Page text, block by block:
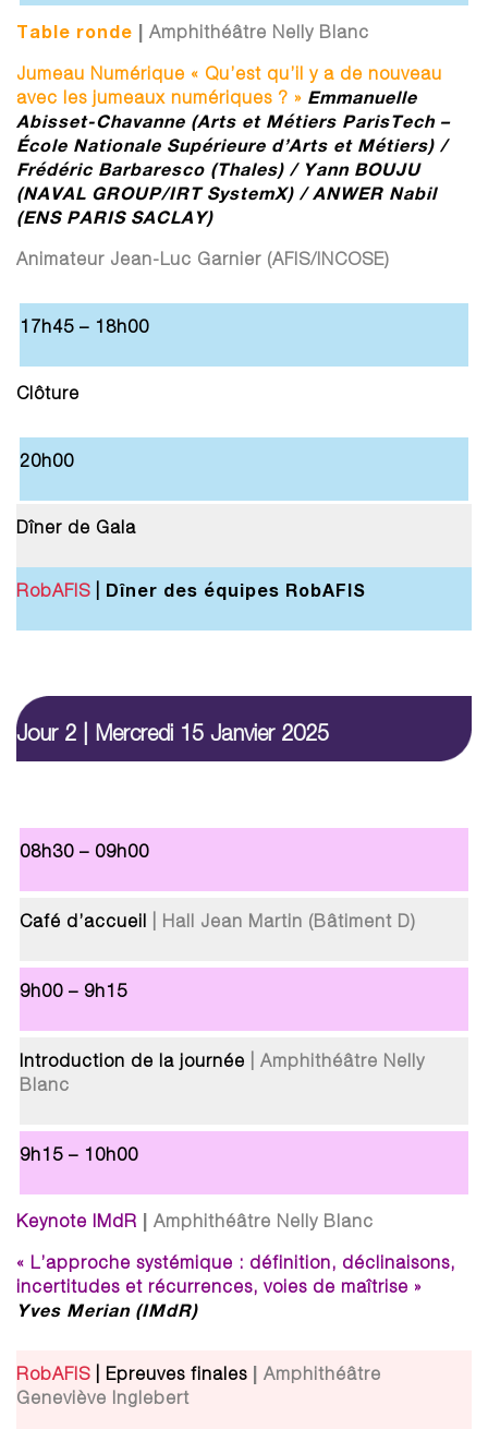
Table ronde | Amphithéâtre Nelly Blanc
Jumeau Numérique « Qu’est qu’il y a de nouveau
avec les jumeaux numériques ? » Emmanuelle
Abisset-Chavanne (Arts et Métiers ParisTech –
École Nationale Supérieure d’Arts et Métiers) /
Frédéric Barbaresco (Thales) / Yann BOUJU
(NAVAL GROUP/IRT SystemX) / ANWER Nabil
(ENS PARIS SACLAY)
Animateur Jean-Luc Garnier (AFIS/INCOSE)
17h45 – 18h00
Clôture
20h00
Dîner de Gala
RobAFIS Dîner des équipes RobAFIS
Jour 2 | Mercredi 15 Janvier 2025
08h30 – 09h00
Café d’accueil | Hall Jean Martin (Bâtiment D)
9h00 – 9h15
Introduction de la journée
| Amphithéâtre Nelly
Blanc
9h15 – 10h00
Keynote IMdR | Amphithéâtre Nelly Blanc
« L’approche systémique : définition, déclinaisons,
incertitudes et récurrences, voies de maîtrise »
Yves Merian (IMdR)
RobAFIS | Epreuves finales | Amphithéâtre
Geneviève Inglebert